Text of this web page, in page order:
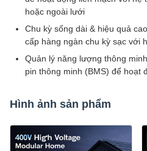
hoặc ngoài lưới
Chu kỳ sống dài & hiệu quả
cấp hàng ngàn chu kỳ sạc với
Quản lý năng lượng thông
pin thông minh (BMS) để hoạt
Hình ảnh sản phẩm